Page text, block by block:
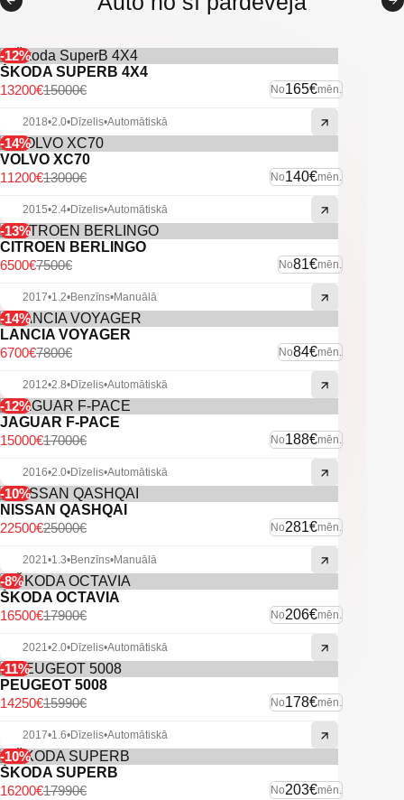
-12%
ŠKODA SUPERB 4X4
No165€mēn.
15000€
13200€
2018•2.0•Dīzelis•Automātiskā
-14%
VOLVO XC70
No140€mēn.
13000€
11200€
2015•2.4•Dīzelis•Automātiskā
-13%
CITROEN BERLINGO
No81€mēn.
7500€
6500€
2017•1.2•Benzīns•Manuālā
-14%
LANCIA VOYAGER
No84€mēn.
7800€
6700€
2012•2.8•Dīzelis•Automātiskā
-12%
JAGUAR F-PACE
No188€mēn.
17000€
15000€
2016•2.0•Dīzelis•Automātiskā
-10%
NISSAN QASHQAI
No281€mēn.
25000€
22500€
2021•1.3•Benzīns•Manuālā
-8%
ŠKODA OCTAVIA
No206€mēn.
17900€
16500€
2021•2.0•Dīzelis•Automātiskā
-11%
PEUGEOT 5008
No178€mēn.
15990€
14250€
2017•1.6•Dīzelis•Automātiskā
-10%
ŠKODA SUPERB
No203€mēn.
17990€
16200€